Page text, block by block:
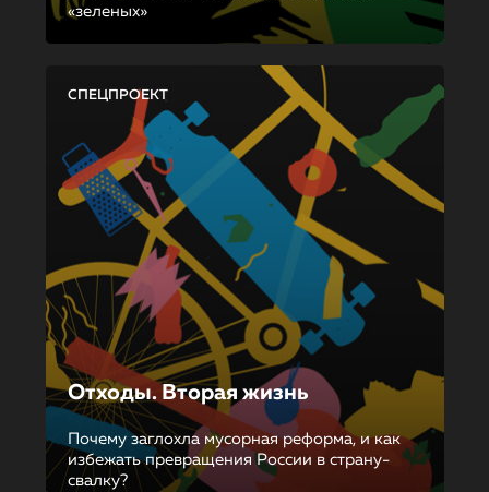
«зеленых»
СПЕЦПРОЕКТ
Отходы. Вторая жизнь
Почему заглохла мусорная реформа, и как
избежать превращения России в страну-
свалку?